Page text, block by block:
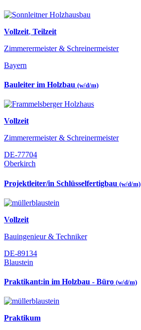
Vollzeit, Teilzeit
Zimmerermeister & Schreinermeister
Bayern
Bauleiter im Holzbau (w/d/m)
Vollzeit
Zimmerermeister & Schreinermeister
DE-77704
Oberkirch
Projektleiter/in Schlüsselfertigbau (w/d/m)
Vollzeit
Bauingenieur & Techniker
DE-89134
Blaustein
Praktikant:in im Holzbau - Büro (w/d/m)
Praktikum